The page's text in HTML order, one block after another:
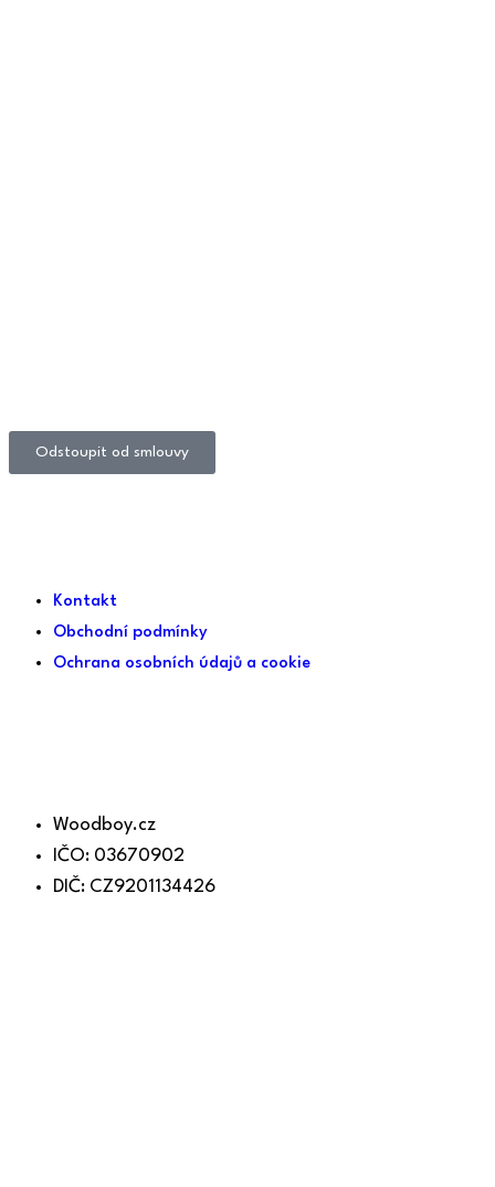
Odstoupit od smlouvy
Kontakt
Obchodní podmínky
Ochrana osobních údajů a cookie
Woodboy.cz
IČO: 03670902
DIČ: CZ9201134426